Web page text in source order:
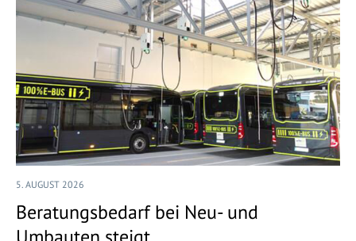
5. AUGUST 2026
Beratungsbedarf bei Neu- und